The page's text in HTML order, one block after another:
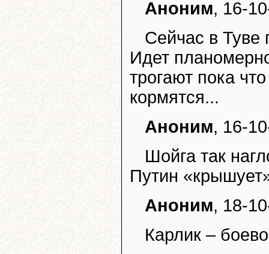
Аноним, 16-
Сейчас в Туве
Идет
трогают пока
кормятся...
Аноним, 16-
Шойга так
Путин
Аноним, 18-
Карлик –